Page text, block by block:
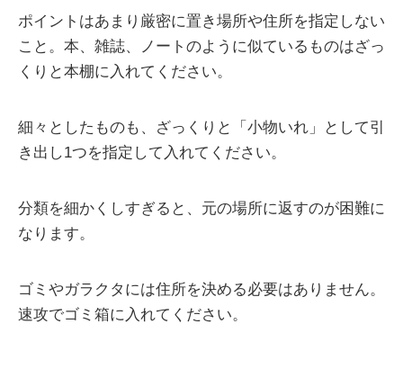
ポイントはあまり厳密に置き場所や住所を指定しない
こと。本、雑誌、ノートのように似ているものはざっ
くりと本棚に入れてください。
細々としたものも、ざっくりと「小物いれ」として引
き出し1つを指定して入れてください。
分類を細かくしすぎると、元の場所に返すのが困難に
なります。
ゴミやガラクタには住所を決める必要はありません。
速攻でゴミ箱に入れてください。